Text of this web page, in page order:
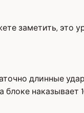
заметить, это
длинные
наказывает